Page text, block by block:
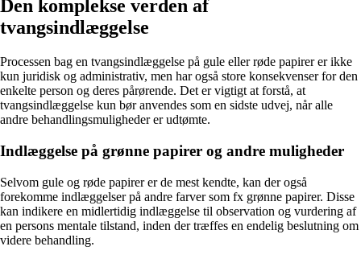
Den komplekse verden af
tvangsindlæggelse
Processen bag en tvangsindlæggelse på gule eller røde papirer er ikke
kun juridisk og administrativ, men har også store konsekvenser for den
enkelte person og deres pårørende. Det er vigtigt at forstå, at
tvangsindlæggelse kun bør anvendes som en sidste udvej, når alle
andre behandlingsmuligheder er udtømte.
Indlæggelse på grønne papirer og andre muligheder
Selvom gule og røde papirer er de mest kendte, kan der også
forekomme indlæggelser på andre farver som fx grønne papirer. Disse
kan indikere en midlertidig indlæggelse til observation og vurdering af
en persons mentale tilstand, inden der træffes en endelig beslutning om
videre behandling.